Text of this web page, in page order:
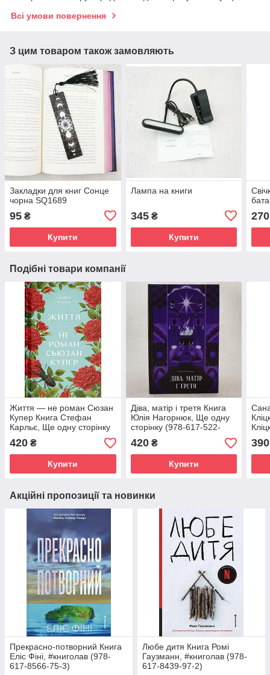
Всі умови повернення
З цим товаром також замовляють
Закладки для книг Сонце
чорна SQ1689
95 ₴
Купити
Лампа на книги
345₴
Купити
270
Подібні товари компанії
Життя — не роман Сюзан
Купер Книга Стефан
Карльє, Ще одну сторінку
(978-617-522-585-1)
420 ₴
Купити
Діва, матір і третя Книга
Юлія Нагорнюк, Ще одну
сторінку (978-617-522-
221-8)
420₴
Купити
390
Акційні пропозиції та новинки
Прекрасно-потворний Книга
Еліс Фіні, #книголав (978-
617-8566-75-3)
Любе дитя Книга Ромі
Гаузманн, #книголав (978-
617-8439-97-2)